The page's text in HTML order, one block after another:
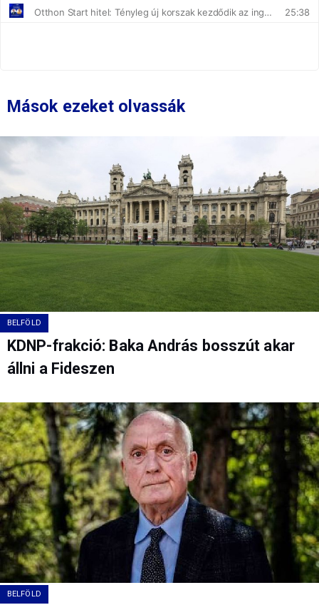
Mások ezeket olvassák
BELFÖLD
KDNP-frakció: Baka András bosszút akar
állni a Fideszen
BELFÖLD